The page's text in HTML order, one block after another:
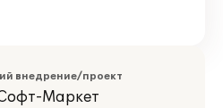
внедрение/проект
Маркет